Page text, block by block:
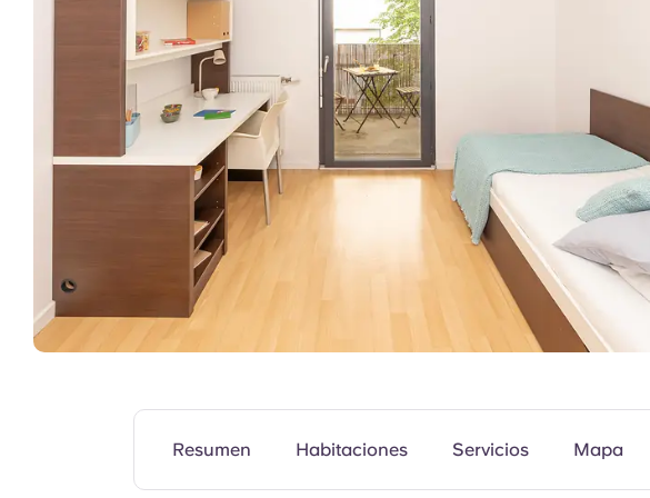
Unidad modelo
Resumen Habitaciones Servicios Mapa